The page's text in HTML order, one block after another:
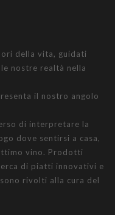
della vita, guidati
nostre realtà nella
il nostro angolo
di interpretare la
dove sentirsi a casa,
vino. Prodotti
di piatti innovativi e
rivolti alla cura del